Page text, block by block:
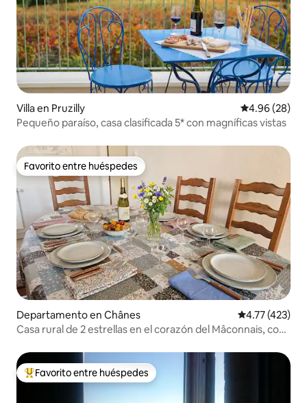
Villa en Pruzilly Calificación
4.96 (28)
Pequeño paraíso, casa clasificada 5* con magníficas vistas
Favorito entre huéspedes
Favorito entre huéspedes
Departamento en Chânes Calificación
4.77 (423)
Casa rural de 2 estrellas en el corazón del Mâconnais, con
De los mejores en Favorito entre huéspedes
Favorito entre huéspedes